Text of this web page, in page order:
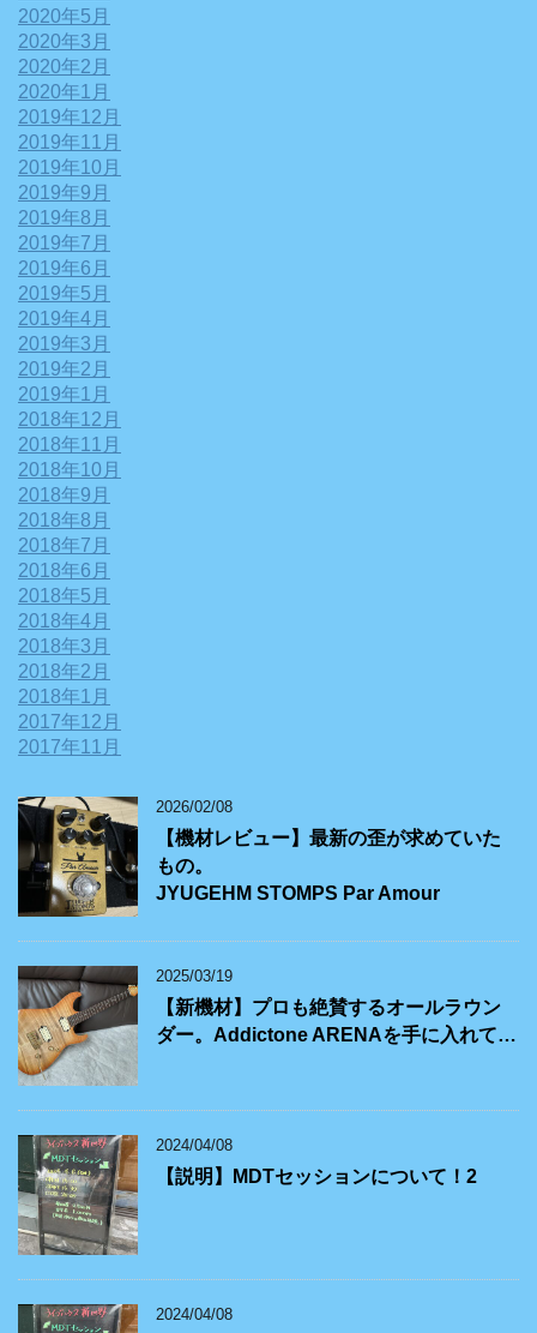
2020年5月
2020年3月
2020年2月
2020年1月
2019年12月
2019年11月
2019年10月
2019年9月
2019年8月
2019年7月
2019年6月
2019年5月
2019年4月
2019年3月
2019年2月
2019年1月
2018年12月
2018年11月
2018年10月
2018年9月
2018年8月
2018年7月
2018年6月
2018年5月
2018年4月
2018年3月
2018年2月
2018年1月
2017年12月
2017年11月
2026/02/08
【機材レビュー】最新の歪が求めていた
もの。
JYUGEHM STOMPS Par Amour
2025/03/19
【新機材】プロも絶賛するオールラウン
ダー。Addictone ARENAを手に入れて…
2024/04/08
【説明】MDTセッションについて！2
2024/04/08